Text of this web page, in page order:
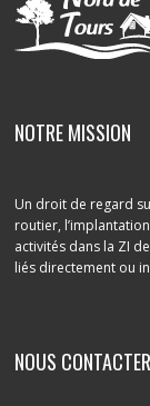
NOTRE MISSION
Un droit de regard
routier,
activités dans la ZI
liés directement ou
NOUS CONTACTER